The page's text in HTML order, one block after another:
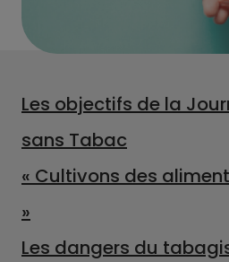
Les objectifs de la
sans Tabac
« Cultivons des
»
Les dangers du